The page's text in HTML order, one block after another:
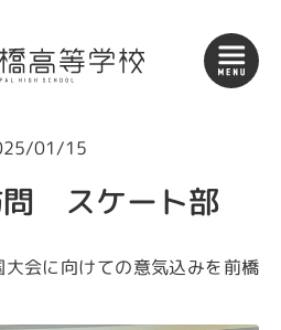
01/15
問 スケート部
会に向けての意気込みを前橋